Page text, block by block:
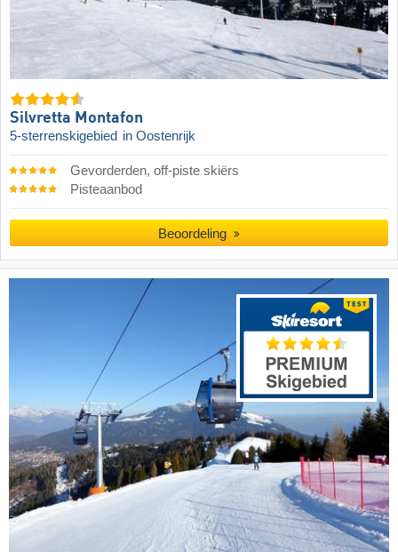
Silvretta Montafon
5-sterrenskigebied in Oostenrijk
Gevorderden, off-piste skiërs
Pisteaanbod
Beoordeling